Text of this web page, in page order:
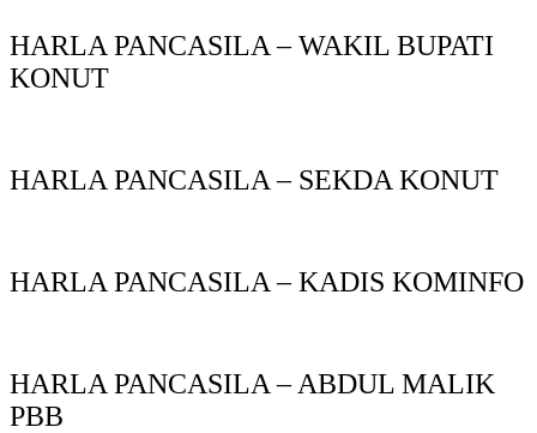
HARLA PANCASILA – WAKIL BUPATI
KONUT
HARLA PANCASILA – SEKDA KONUT
HARLA PANCASILA – KADIS KOMINFO
HARLA PANCASILA – ABDUL MALIK
PBB